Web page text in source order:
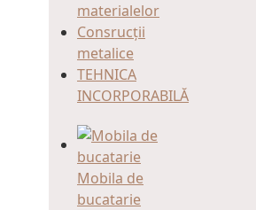
materialelor
Consrucții
metalice
TEHNICA
INCORPORABILĂ
Mobila de
bucatarie